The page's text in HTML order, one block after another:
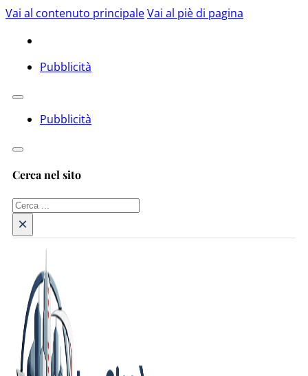
Vai al contenuto principaleVai al piè di pagina
Pubblicità
Pubblicità
Cerca nel sito
Cerca
×